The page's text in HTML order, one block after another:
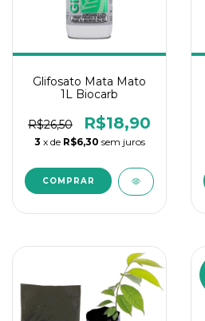
Glifosato Mata Mato
1L Biocarb
R$26,50 R$18,90
3 x de R$6,30 sem juros